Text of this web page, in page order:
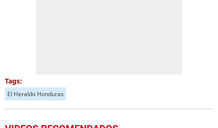
Tags:
El Heraldo Honduras